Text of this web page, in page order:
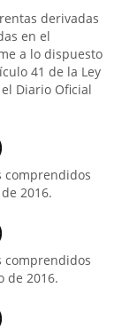
derivadas
en el
a lo dispuesto
41 de la Ley
Diario Oficial
comprendidos
2016.
comprendidos
de 2016.